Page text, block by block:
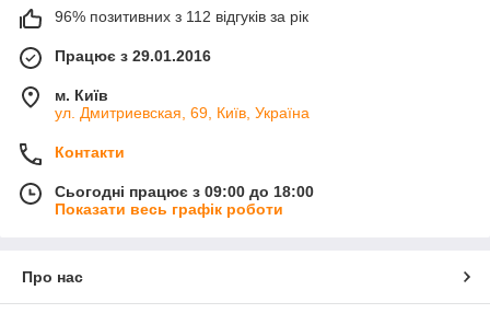
96% позитивних з 112 відгуків за рік
Працює з 29.01.2016
м. Київ
ул. Дмитриевская, 69, Київ, Україна
Контакти
Сьогодні працює з 09:00 до 18:00
Показати весь графік роботи
Про нас